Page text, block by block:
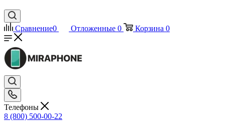
Сравнение0 Отложенные 0 Корзина 0
Телефоны
8 (800) 500-00-22